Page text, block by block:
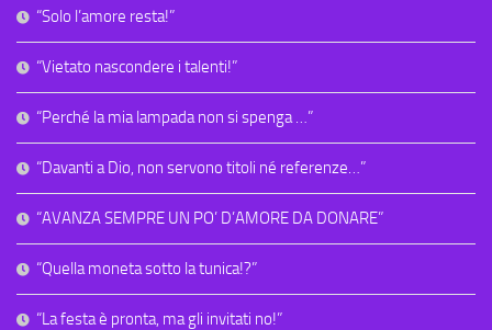
“Solo l’amore resta!”
“Vietato nascondere i talenti!”
“Perché la mia lampada non si spenga …”
“Davanti a Dio, non servono titoli né referenze…”
“AVANZA SEMPRE UN PO’ D’AMORE DA DONARE”
“Quella moneta sotto la tunica!?”
“La festa è pronta, ma gli invitati no!”